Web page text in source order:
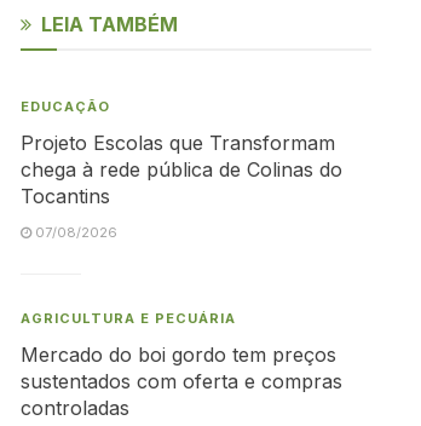
LEIA TAMBÉM
EDUCAÇÃO
Projeto Escolas que Transformam
chega à rede pública de Colinas do
Tocantins
07/08/2026
AGRICULTURA E PECUÁRIA
Mercado do boi gordo tem preços
sustentados com oferta e compras
controladas